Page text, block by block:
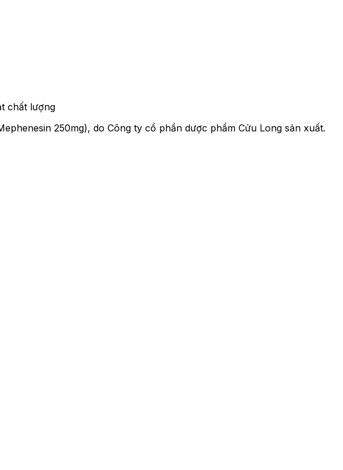
chất lượng
250mg), do Công ty cổ phần dược phẩm Cửu Long sản xuất.